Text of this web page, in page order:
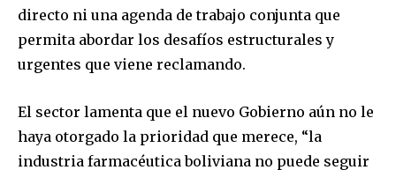
directo ni una agenda de trabajo conjunta que
permita abordar los desafíos estructurales y
urgentes que viene reclamando.
El sector lamenta que el nuevo Gobierno aún no le
haya otorgado la prioridad que merece, “la
industria farmacéutica boliviana no puede seguir